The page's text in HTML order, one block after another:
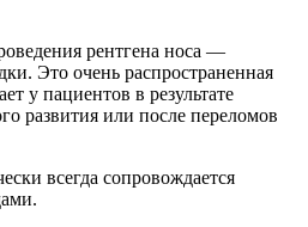
рентгена носа —
Это очень распространенная
у пациентов в результате
развития или после переломов
всегда сопровождается